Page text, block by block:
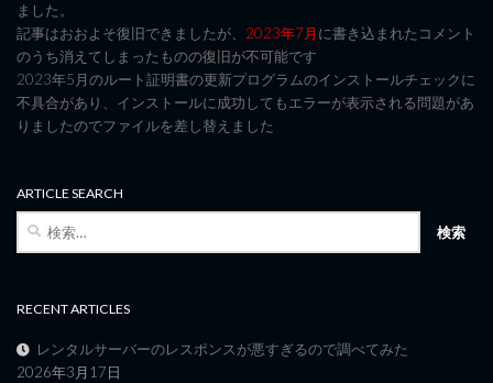
ました。
記事はおおよそ復旧できましたが、 2023年7月に書き込まれたコメント
のうち消えてしまったものの復旧が不可能です
2023年5月のルート証明書の更新プログラムのインストールチェックに
不具合があり、インストールに成功してもエラーが表示される問題があ
りましたのでファイルを差し替えました
ARTICLE SEARCH
検
RECENT ARTICLES
レンタルサーバーのレスポンスが悪すぎるので調べてみた
2026年3月17日